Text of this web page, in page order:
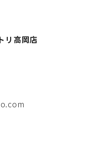
リ高岡店